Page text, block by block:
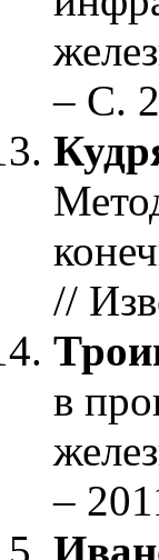
– С.
//
в
–